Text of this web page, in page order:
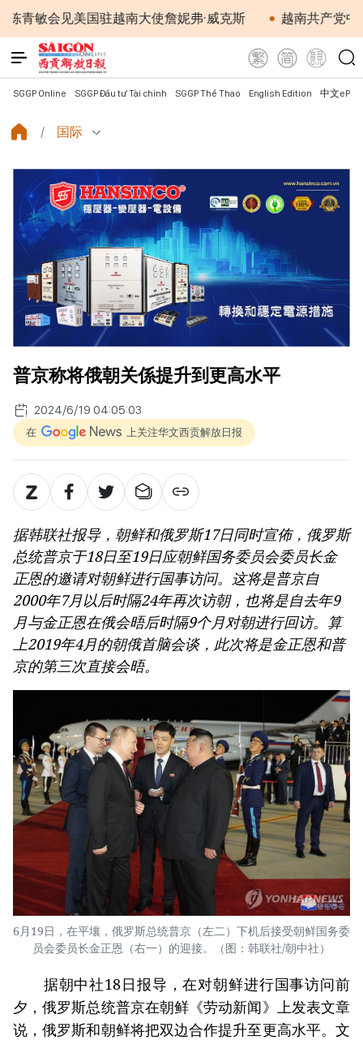
见美国驻越南大使詹妮弗·威克斯 越南共产党中央总书
SGGP Online SGGP Đầu tư Tài chính SGGP Thể Thao English Edition 中文
国际
普京称将俄朝关係提升到更高水平
2024/6/19 04:05:03
在 上关注华文西贡解放日报
据韩联社报导，朝鲜和俄罗斯17日同时宣佈，俄罗斯
总统普京于18日至19日应朝鲜国务委员会委员长金
正恩的邀请对朝鲜进行国事访问。这将是普京自
2000年7月以后时隔24年再次访朝，也将是自去年9
月与金正恩在俄会晤后时隔9个月对朝进行回访。算
上2019年4月的朝俄首脑会谈，此次将是金正恩和普
京的第三次直接会晤。
6月19日，在平壤，俄罗斯总统普京（左二）下机后接受朝鲜国务委
员会委员长金正恩（右一）的迎接。（图：韩联社/朝中社）
据朝中社18日报导，在对朝鲜进行国事访问前
夕，俄罗斯总统普京在朝鲜《劳动新闻》上发表文章
说，俄罗斯和朝鲜将把双边合作提升至更高水平。文